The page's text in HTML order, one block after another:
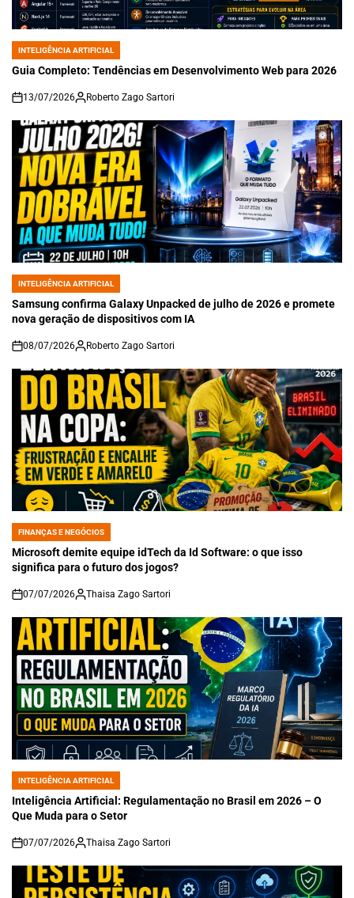
POSTED
IN
INTELIGÊNCIA ARTIFICIAL
Guia Completo: Tendências em Desenvolvimento Web para 2026
on
13/07/2026 Roberto Zago Sartori
POSTED
IN
INTELIGÊNCIA ARTIFICIAL
Samsung confirma Galaxy Unpacked de julho de 2026 e promete
nova geração de dispositivos com IA
on
08/07/2026 Roberto Zago Sartori
POSTED
IN
FINANÇAS E NEGÓCIOS
Microsoft demite equipe idTech da Id Software: o que isso
significa para o futuro dos jogos?
on
07/07/2026 Thaisa Zago Sartori
POSTED
IN
INTELIGÊNCIA ARTIFICIAL
Inteligência Artificial: Regulamentação no Brasil em 2026 – O
Que Muda para o Setor
on
07/07/2026 Thaisa Zago Sartori